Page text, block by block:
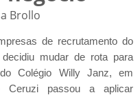
Brollo
de recrutamento do
mudar de rota para
Colégio Willy Janz, em
Ceruzi passou a aplicar